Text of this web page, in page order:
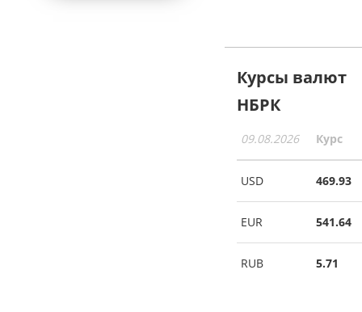
Курсы валют
НБРК
09.08.2026 Курс
USD 469.93
EUR 541.64
RUB 5.71